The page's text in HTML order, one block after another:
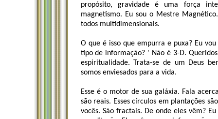
propósito, gravidade é uma força
magnetismo. Eu sou o Mestre
todos multidimensionais.
O que é isso que empurra e puxa? Eu
tipo de informação? ' Não é 3-D.
espiritualidade. Trata-se de um Deus
somos enviesados para a vida.
Esse é o motor de sua galáxia. Fala
são reais. Esses círculos em plantações
vocês. São fractais. De onde eles vêm?